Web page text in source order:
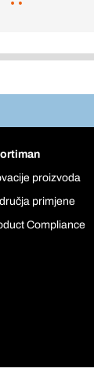
proizvoda
primjene
Compliance